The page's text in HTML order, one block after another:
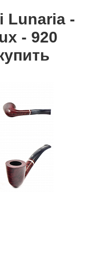
Lunaria -
- 920